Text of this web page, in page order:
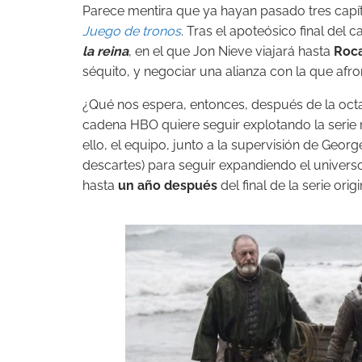
Parece mentira que ya hayan pasado tres
Juego de tronos. Tras el apoteósico final del
la reina, en el que Jon Nieve viajará hasta
séquito, y negociar una alianza con la que
¿Qué nos espera, entonces, después de la
cadena HBO quiere seguir explotando la
ello, el equipo, junto a la supervisión de
descartes) para seguir expandiendo el
hasta un año después del final de la serie